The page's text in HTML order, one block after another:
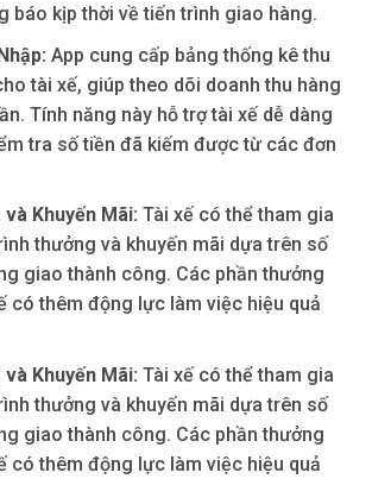
báo kịp thời về tiến trình giao hàng.
App cung cấp bảng thống kê thu
tài xế, giúp theo dõi doanh thu hàng
Tính năng này hỗ trợ tài xế dễ dàng
tra số tiền đã kiếm được từ các đơn
Khuyến Mãi: Tài xế có thể tham gia
thưởng và khuyến mãi dựa trên số
giao thành công. Các phần thưởng
có thêm động lực làm việc hiệu quả
Khuyến Mãi: Tài xế có thể tham gia
thưởng và khuyến mãi dựa trên số
giao thành công. Các phần thưởng
có thêm động lực làm việc hiệu quả